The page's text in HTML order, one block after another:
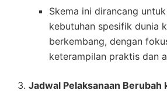
Skema ini dirancang
kebutuhan spesifik dunia
berkembang, dengan
keterampilan praktis dan
Jadwal Pelaksanaan Berubah